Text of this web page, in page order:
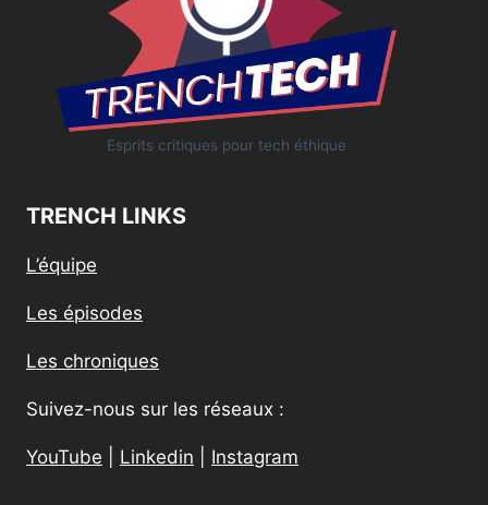
Esprits critiques pour tech éthique
TRENCH LINKS
L’équipe
Les épisodes
Les chroniques
Suivez-nous sur les réseaux :
YouTube Linkedin Instagram